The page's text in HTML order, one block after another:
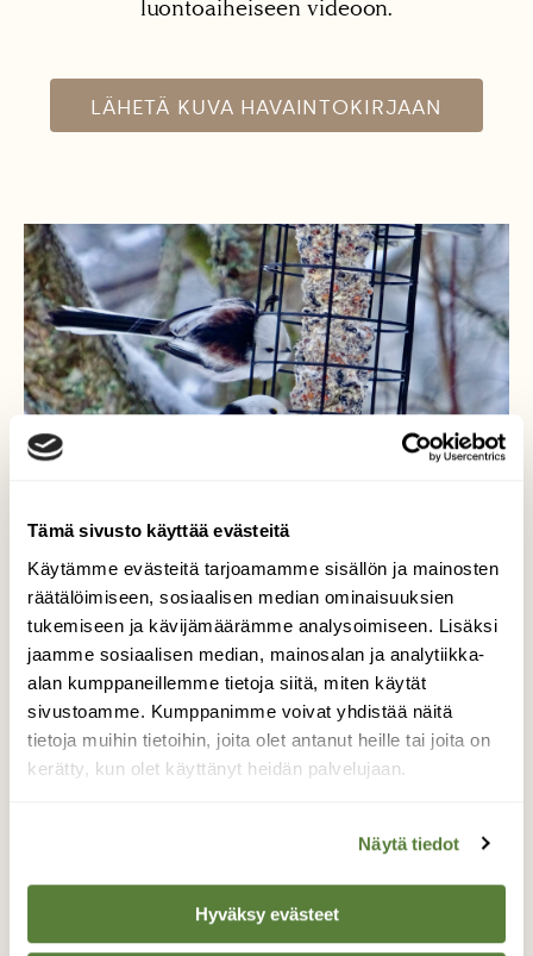
Tämä sivusto käyttää evästeitä
Käytämme evästeitä tarjoamamme sisällön ja mainosten
räätälöimiseen, sosiaalisen median ominaisuuksien
tukemiseen ja kävijämäärämme analysoimiseen. Lisäksi
jaamme sosiaalisen median, mainosalan ja analytiikka-
alan kumppaneillemme tietoja siitä, miten käytät
sivustoamme. Kumppanimme voivat yhdistää näitä
tietoja muihin tietoihin, joita olet antanut heille tai joita on
kerätty, kun olet käyttänyt heidän palvelujaan.
Näytä tiedot
Hyväksy evästeet
luontoaiheiseen videoon.
LÄHETÄ KUVA HAVAINTOKIRJAAN
Pyrstötintit
Ruoka maistuu pakkasella pyrstötiaisillekin.
Valokuvaaja: Liisa Niiva-Korpela, Taipalsaari
29.12.2021
TAKAISIN LISTAAN